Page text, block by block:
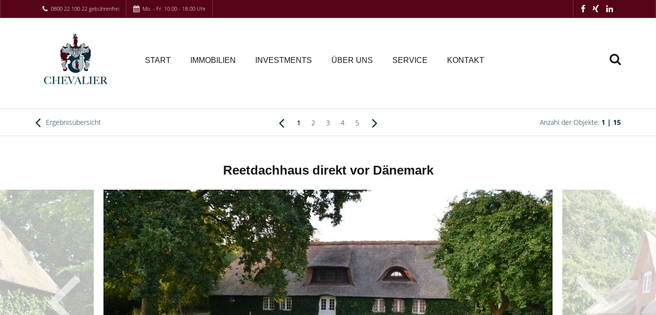
0800 22 100 22 gebührenfrei Mo. - Fr. 10.00 - 18.00 Uhr
START IMMOBILIEN INVESTMENTS ÜBER UNS SERVICE KONTAKT
Ergebnisübersicht 1 2 3 4 5 Anzahl der Objekte: 1 | 15
Reetdachhaus direkt vor Dänemark